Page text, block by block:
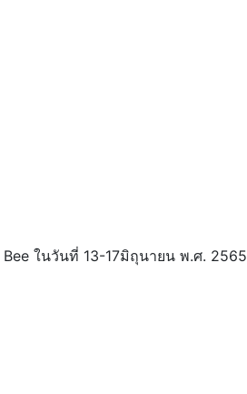
ในวันที่ 13-17มิถุนายน พ.ศ. 2565